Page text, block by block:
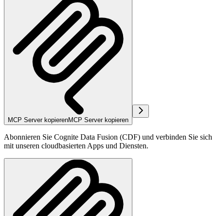
MCP Server kopierenMCP Server kopieren
Abonnieren Sie Cognite Data Fusion (CDF) und verbinden Sie sich
mit unseren cloudbasierten Apps und Diensten.